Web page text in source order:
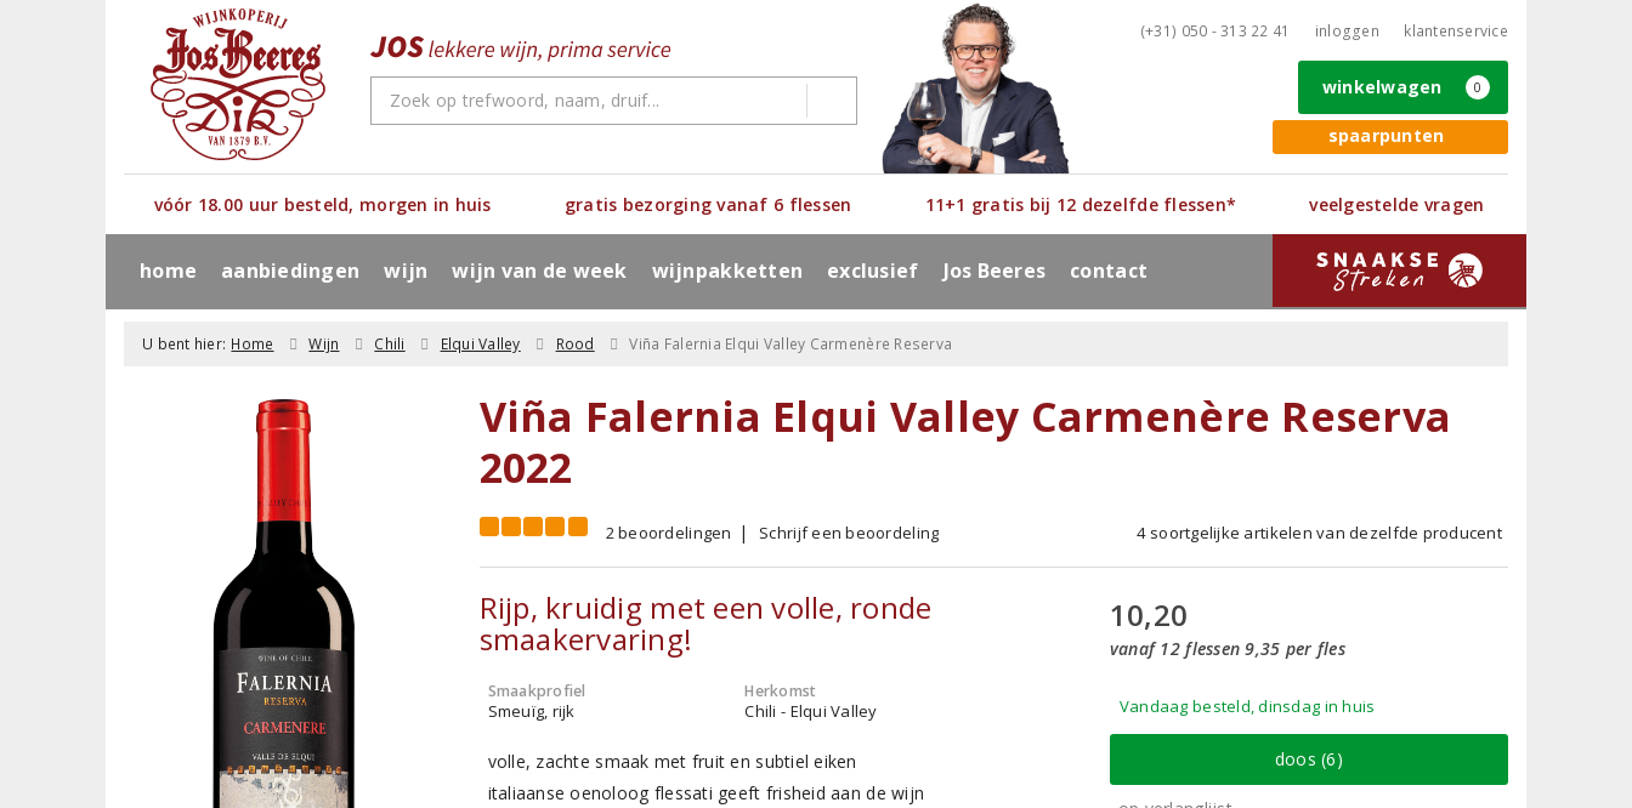
(+31) 050 - 313 22 41 inloggen klantenservice
spaarpunten
winkelwagen 0
vóór 18.00 uur besteld, morgen in huis gratis bezorging vanaf 6 flessen 11+1 gratis bij 12 dezelfde flessen* veelgestelde vragen
home aanbiedingen wijn wijn van de week wijnpakketten exclusief Jos Beeres contact
U bent hier: Home Wijn Chili Elqui Valley Rood Viña Falernia Elqui Valley Carmenère Reserva
Viña Falernia Elqui Valley Carmenère Reserva
2022
2 beoordelingen Schrijf een beoordeling 4 soortgelijke artikelen van dezelfde producent
Rijp, kruidig met een volle, ronde
smaakervaring!
Smaakprofiel
Smeuïg, rijk
Herkomst
Chili - Elqui Valley
volle, zachte smaak met fruit en subtiel eiken
italiaanse oenoloog flessati geeft frisheid aan de wijn
10,20
vanaf 12 flessen 9,35 per fles
Vandaag besteld, dinsdag in huis
doos (6)